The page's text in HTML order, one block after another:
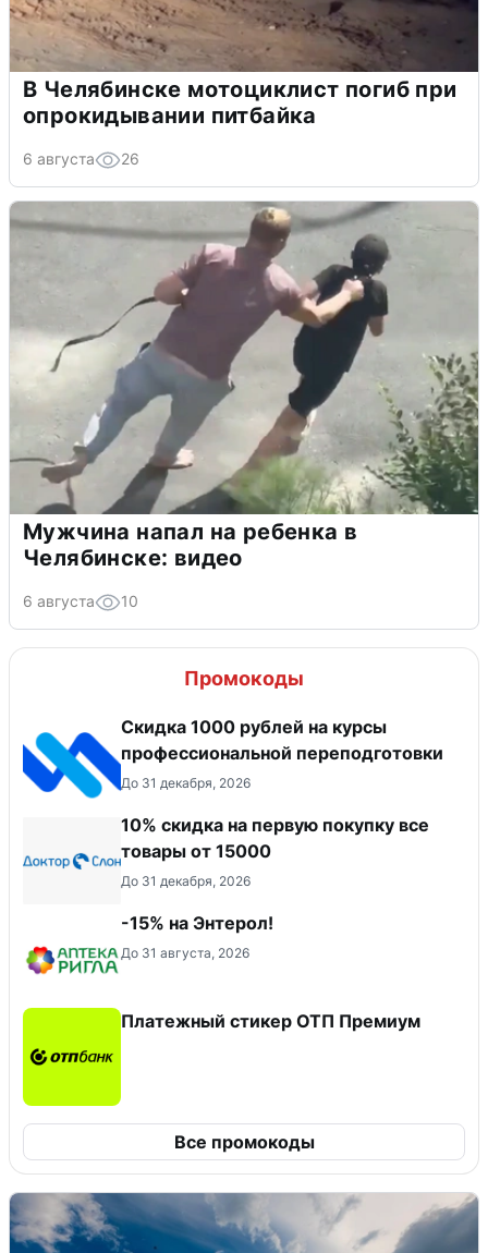
В Челябинске мотоциклист погиб при
опрокидывании питбайка
6 августа 26
Мужчина напал на ребенка в
Челябинске: видео
6 августа 10
Промокоды
Скидка 1000 рублей на курсы
профессиональной переподготовки
До 31 декабря, 2026
10% скидка на первую покупку все
товары от 15000
До 31 декабря, 2026
-15% на Энтерол!
До 31 августа, 2026
Платежный стикер ОТП Премиум
Все промокоды